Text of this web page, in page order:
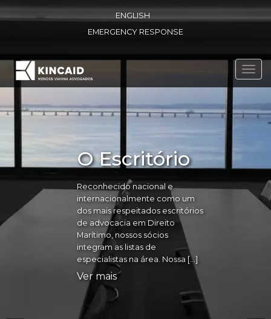
ENGLISH
EMERGENCY RESPONSE
O Escritório
Reconhecido nacional e
internacionalmente como um
dos mais respeitados escritórios
de advocacia em Direito
Marítimo, nossos sócios
integram as listas de
especialistas na área. Nossa […]
Ver mais